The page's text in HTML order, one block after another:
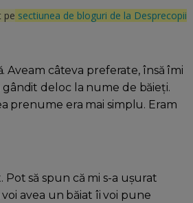
pe sectiunea de bloguri de la Desprecopii
câteva preferate, însă îmi
gândit deloc la nume de băieți.
prenume era mai simplu. Eram
Pot să spun că mi s-a ușurat
avea un băiat îi voi pune